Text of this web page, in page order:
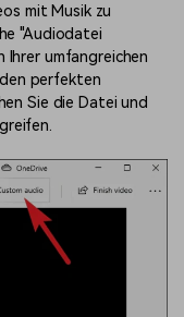
mit Musik zu
"Audiodatei
Ihrer umfangreichen
perfekten
Sie die Datei und